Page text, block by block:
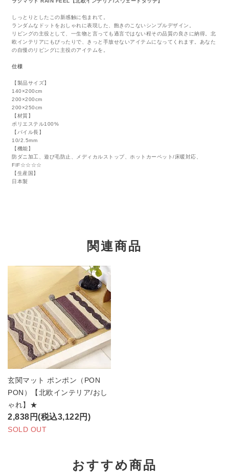
しっとりとしたこの新感触に包まれて。
ランダムなドットをおしゃれに表現した、飽きのこないシンプルデザイン。
リビングの主役として、一生物と言っても過言ではない程その品質の良さに納得。北
欧インテリアにもぴったりで、きっと手放せないアイテムになってくれます。あなた
の自慢のリビングに主役のアイテムを。
仕様
【製品サイズ】
140×200cm
200×200cm
200×250cm
【材質】
ポリエステル100%
【パイル長】
10/2.5mm
【機能】
防ダニ加工、遊び毛防止、メディカルストップ、ホットカーペット/床暖対応、
FIF☆☆☆☆
【生産国】
日本製
関連商品
玄関マット ポンポン（PON
PON）【北欧インテリア/おし
ゃれ】★
2,838円(税込3,122円)
SOLD OUT
おすすめ商品